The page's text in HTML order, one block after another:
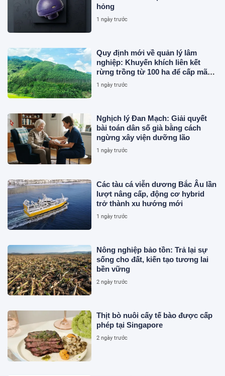
hỏng
1 ngày trước
Quy định mới về quản lý lâm
nghiệp: Khuyến khích liên kết
rừng trồng từ 100 ha để cấp mã
số
1 ngày trước
Nghịch lý Đan Mạch: Giải quyết
bài toán dân số già bằng cách
ngừng xây viện dưỡng lão
1 ngày trước
Các tàu cá viễn dương Bắc Âu lần
lượt nâng cấp, động cơ hybrid
trở thành xu hướng mới
1 ngày trước
Nông nghiệp bảo tồn: Trả lại sự
sống cho đất, kiến tạo tương lai
bền vững
2 ngày trước
Thịt bò nuôi cấy tế bào được cấp
phép tại Singapore
2 ngày trước